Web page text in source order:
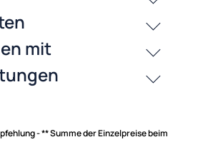
- ** Summe der Einzelpreise beim